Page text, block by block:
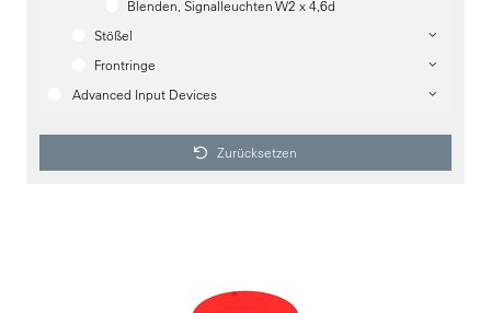
Blenden, Signalleuchten W2 x 4,6d
Stößel
Frontringe
Advanced Input Devices
Zurücksetzen